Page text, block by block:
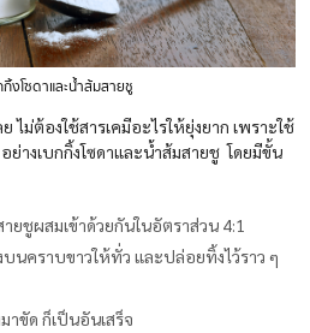
งโซดาและน้ำส้มสายชู
ม่ต้องใช้สารเคมีอะไรให้ยุ่งยาก เพราะใช้
ย่างเบกกิ้งโซดาและน้ำส้มสายชู โดยมีขั้น
ยชูผสมเข้าด้วยกันในอัตราส่วน 4:1
นคราบขาวให้ทั่ว และปล่อยทิ้งไว้ราว ๆ
าขัด ก็เป็นอันเสร็จ